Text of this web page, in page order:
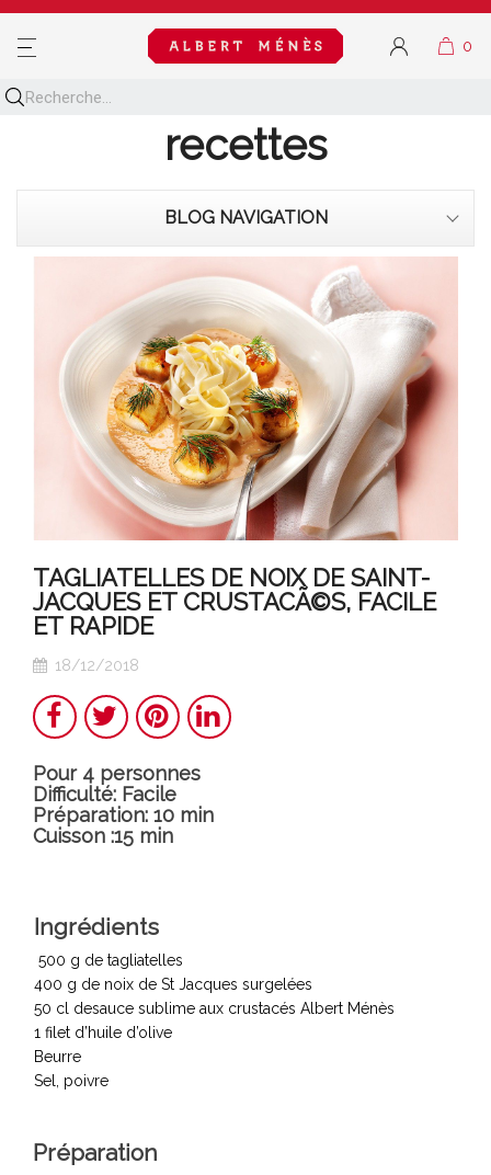
MENU
Découvrez toutes nos
recettes
BLOG NAVIGATION
TAGLIATELLES DE NOIX DE SAINT-
JACQUES ET CRUSTACÃ©S, FACILE
ET RAPIDE
18/12/2018
Pour 4 personnes
Difficulté: Facile
Préparation: 10 min
Cuisson :15 min
Ingrédients
500 g de tagliatelles
400 g de noix de St Jacques surgelées
50 cl desauce sublime aux crustacés Albert Ménès
1 filet d’huile d’olive
Beurre
Sel, poivre
Préparation